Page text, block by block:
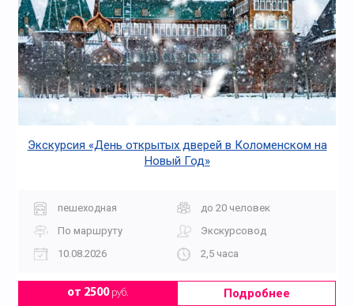
Экскурсия «День открытых дверей в Коломенском на
Новый Год»
пешеходная
до 20 человек
По маршруту
Экскурсовод
10.08.2026
2,5 часа
от 2500руб. Подробнее